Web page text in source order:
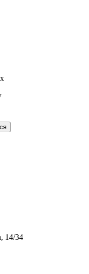
14/34